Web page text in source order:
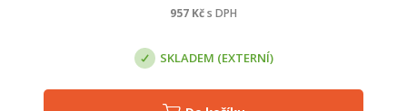
957 Kčs DPH
SKLADEM (EXTERNÍ)